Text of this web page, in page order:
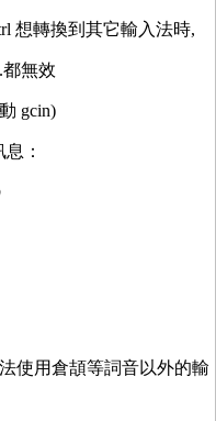
想轉換到其它輸入法時,
都無效
gcin)
：
使用倉頡等詞音以外的輸